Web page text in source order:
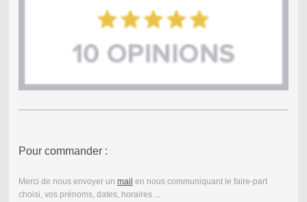
Pour commander :
Merci de nous envoyer un mail en nous communiquant le faire-part
choisi, vos prénoms, dates, horaires ...